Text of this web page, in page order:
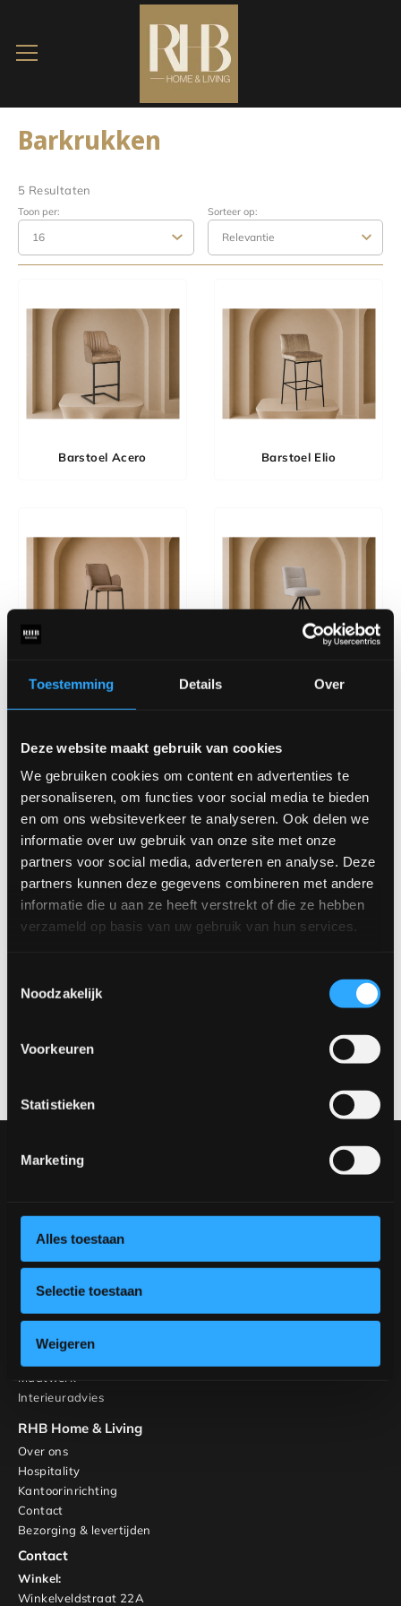
Toestemming Details Over
Deze website maakt gebruik van cookies
We gebruiken cookies om content en advertenties te
personaliseren, om functies voor social media te bieden
en om ons websiteverkeer te analyseren. Ook delen we
informatie over uw gebruik van onze site met onze
partners voor social media, adverteren en analyse. Deze
partners kunnen deze gegevens combineren met andere
informatie die u aan ze heeft verstrekt of die ze hebben
verzameld op basis van uw gebruik van hun services.
Noodzakelijk
Voorkeuren
Statistieken
Marketing
Alles toestaan
Selectie toestaan
Weigeren
Barkrukken
5 Resultaten
Toon per: Sorteer op:
Barstoel Acero Barstoel Elio
Barstoel Joni Barstoel No. 540
Barstoel Vogue
Vragen over onze barkrukken?
Ontwerp jouw tafel
Inspiratie
Tafels
Banken
Stoelen
Maatwerk
Interieuradvies
RHB Home & Living
Over ons
Hospitality
Kantoorinrichting
Contact
Bezorging & levertijden
Contact
Winkel:
Winkelveldstraat 22A